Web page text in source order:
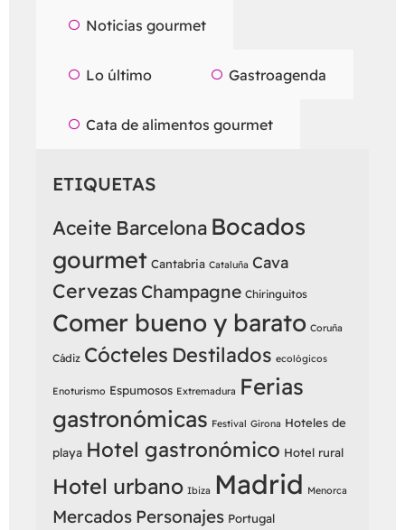
Noticias gourmet
Lo último Gastroagenda
Cata de alimentos gourmet
ETIQUETAS
Aceite Barcelona Bocados
gourmet Cantabria Cataluña Cava
Cervezas Champagne Chiringuitos
Comer bueno y barato Coruña
Cádiz Cócteles Destilados ecológicos
Enoturismo Espumosos Extremadura Ferias
gastronómicas Festival Girona Hoteles de
playa Hotel gastronómico Hotel rural
Hotel urbano Ibiza Madrid Menorca
Mercados Personajes Portugal